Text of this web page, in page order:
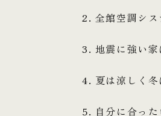
2. 全館空調シス
3. 地震に強い家
4. 夏は涼しく冬
5. 自分に合った